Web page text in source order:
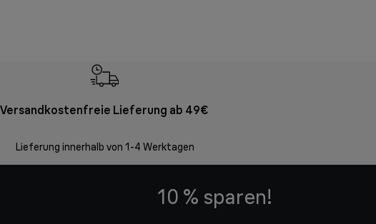
Versandkostenfreie Lieferung ab 49€
Lieferung innerhalb von 1-4 Werktagen
10 % sparen!